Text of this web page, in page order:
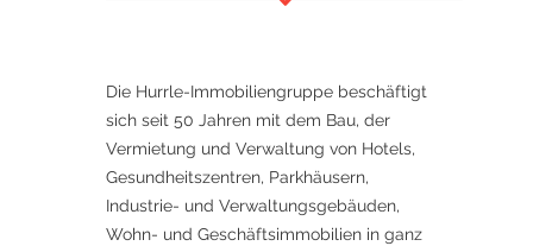
Die Hurrle-Immobiliengruppe beschäftigt
sich seit 50 Jahren mit dem Bau, der
Vermietung und Verwaltung von Hotels,
Gesundheitszentren, Parkhäusern,
Industrie- und Verwaltungsgebäuden,
Wohn- und Geschäftsimmobilien in ganz